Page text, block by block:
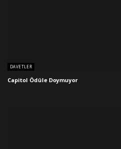
DAVETLER
Capitol Ödüle Doymuyor